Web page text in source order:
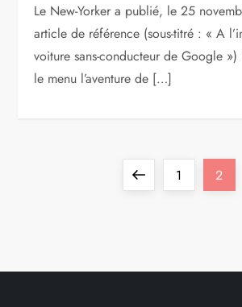
Le New-Yorker a publié, le 25
article de référence (sous-titré : « A
voiture sans-conducteur de Google
le menu l’aventure de […]
PreviousPage
1 Page
2